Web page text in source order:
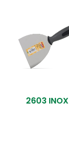
2603 INOX